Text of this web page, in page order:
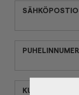
KUINKA